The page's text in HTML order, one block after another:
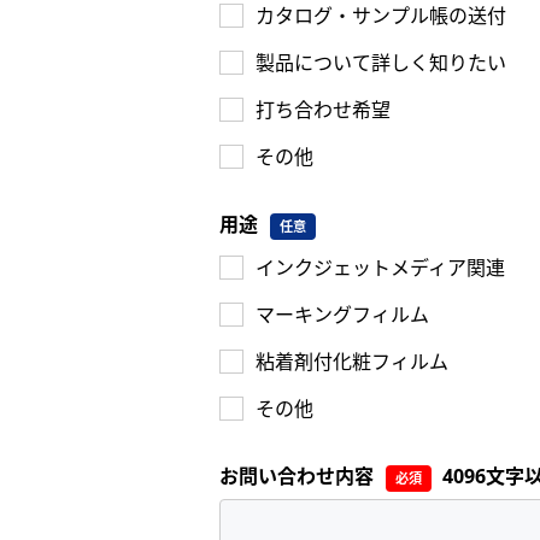
カタログ・サンプル帳の送付
製品について詳しく知りたい
打ち合わせ希望
その他
用途 任意
インクジェットメディア関連
マーキングフィルム
粘着剤付化粧フィルム
その他
お問い合わせ内容 必須 4096文字